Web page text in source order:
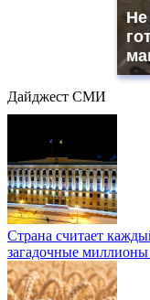
Не
Дайджест СМИ
Страна считает
загадочные